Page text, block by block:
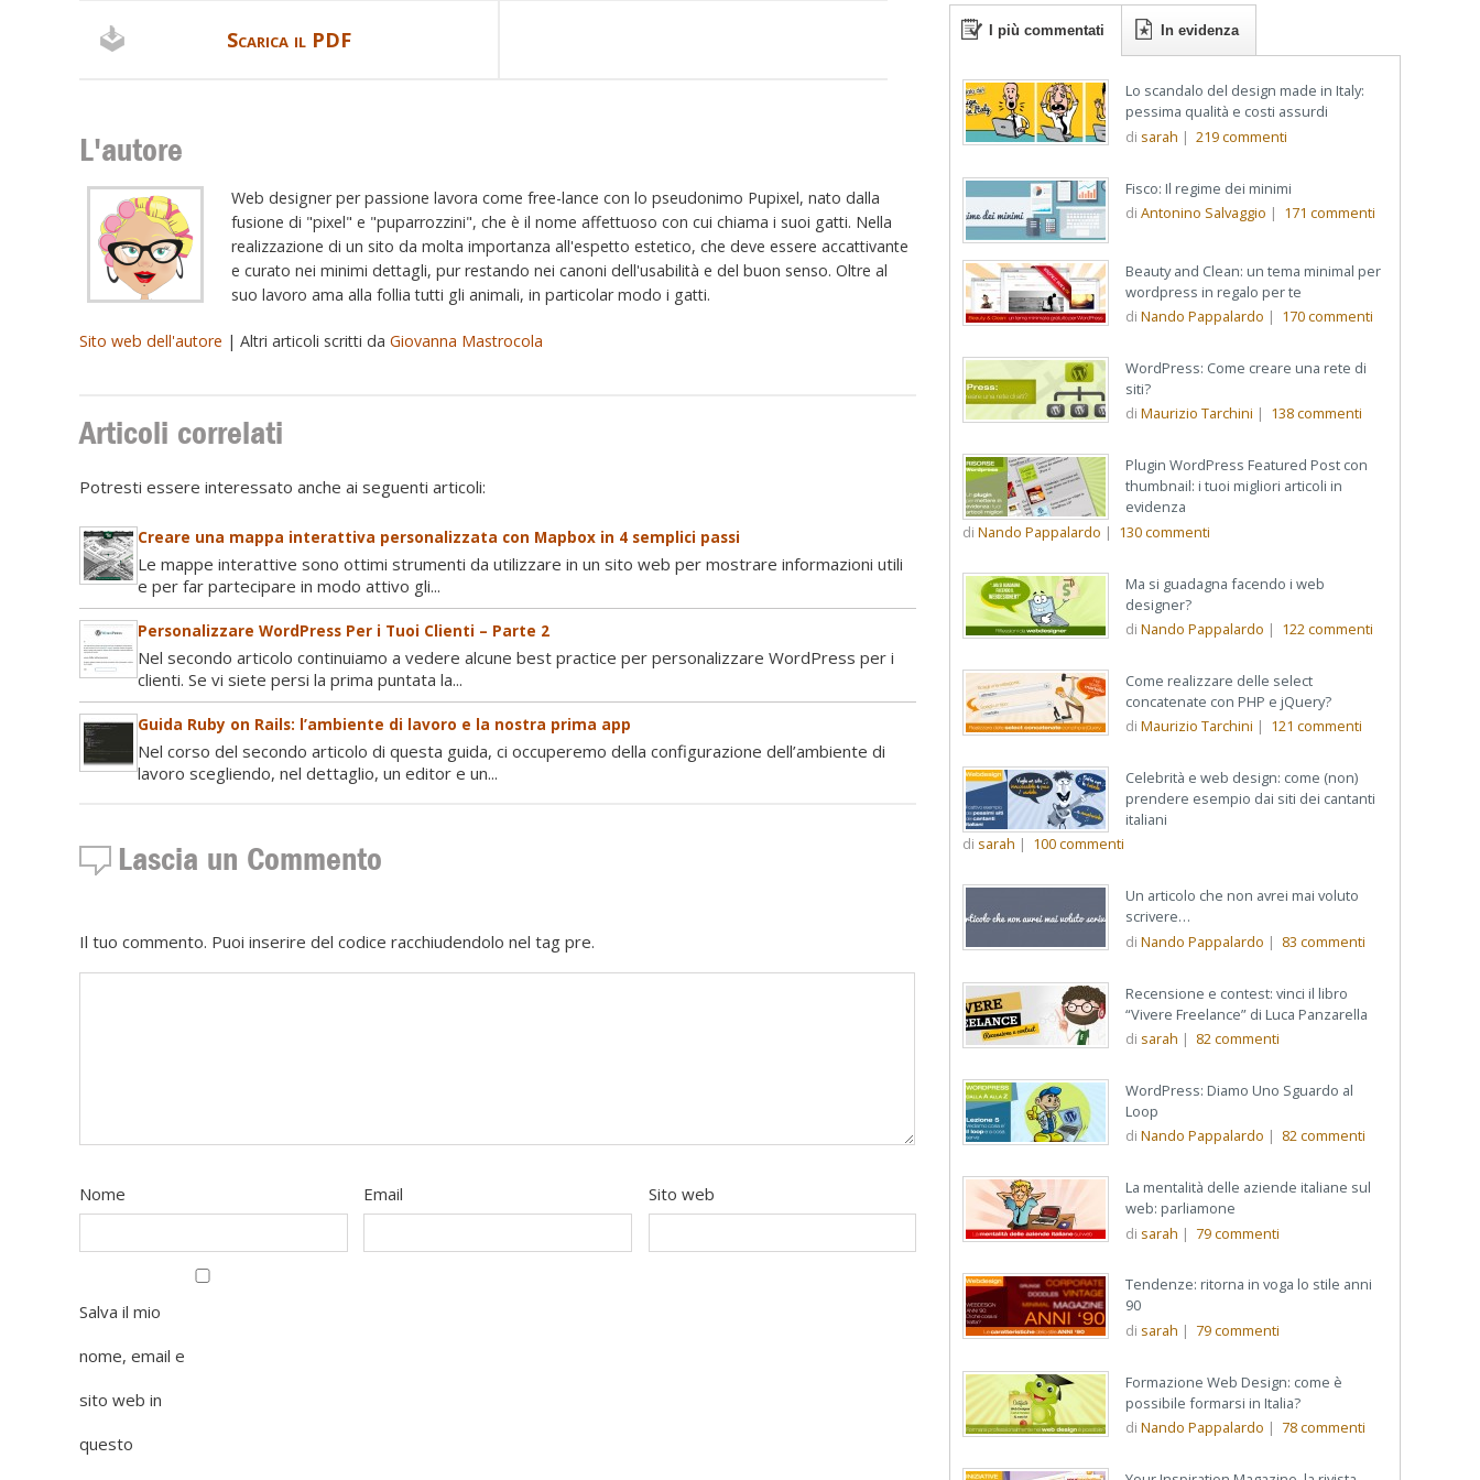
Scarica il PDF
L'autore
Web designer per passione lavora come free-lance con lo pseudonimo Pupixel, nato dalla
fusione di "pixel" e "puparrozzini", che è il nome affettuoso con cui chiama i suoi gatti. Nella
realizzazione di un sito da molta importanza all'espetto estetico, che deve essere accattivante
e curato nei minimi dettagli, pur restando nei canoni dell'usabilità e del buon senso. Oltre al
suo lavoro ama alla follia tutti gli animali, in particolar modo i gatti.
Sito web dell'autore | Altri articoli scritti da Giovanna Mastrocola
Articoli correlati
Potresti essere interessato anche ai seguenti articoli:
Creare una mappa interattiva personalizzata con Mapbox in 4 semplici passi
Le mappe interattive sono ottimi strumenti da utilizzare in un sito web per mostrare informazioni utili
e per far partecipare in modo attivo gli...
Personalizzare WordPress Per i Tuoi Clienti – Parte 2
Nel secondo articolo continuiamo a vedere alcune best practice per personalizzare WordPress per i
clienti. Se vi siete persi la prima puntata la...
Guida Ruby on Rails: l’ambiente di lavoro e la nostra prima app
Nel corso del secondo articolo di questa guida, ci occuperemo della configurazione dell’ambiente di
lavoro scegliendo, nel dettaglio, un editor e un...
Lascia un Commento
Il tuo commento. Puoi inserire del codice racchiudendolo nel tag pre.
Nome Email Sito web
Salva il mio
nome, email e
sito web in
questo
I più commentati In evidenza
Lo scandalo del design made in Italy:
pessima qualità e costi assurdi
di sarah | 219commenti
Fisco: Il regime dei minimi
di Antonino Salvaggio | 171 commenti
Beauty and Clean: un tema minimal per
wordpress in regalo per te
di Nando Pappalardo | 170commenti
WordPress: Come creare una rete di
siti?
di Maurizio Tarchini | 138commenti
Plugin WordPress Featured Post con
thumbnail: i tuoi migliori articoli in
evidenza
di Nando Pappalardo | 130commenti
Ma si guadagna facendo i web
designer?
di Nando Pappalardo | 122commenti
Come realizzare delle select
concatenate con PHP e jQuery?
di Maurizio Tarchini | 121 commenti
Celebrità e web design: come (non)
prendere esempio dai siti dei cantanti
italiani
di sarah | 100commenti
Un articolo che non avrei mai voluto
scrivere…
di Nando Pappalardo | 83 commenti
Recensione e contest: vinci il libro
“Vivere Freelance” di Luca Panzarella
di sarah | 82commenti
WordPress: Diamo Uno Sguardo al
Loop
di Nando Pappalardo | 82commenti
La mentalità delle aziende italiane sul
web: parliamone
di sarah | 79commenti
Tendenze: ritorna in voga lo stile anni
90
di sarah | 79commenti
Formazione Web Design: come è
possibile formarsi in Italia?
di Nando Pappalardo | 78commenti